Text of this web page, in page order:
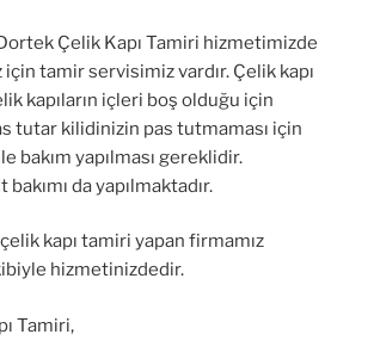
Çelik Kapı Tamiri hizmetimizde
için tamir servisimiz vardır. Çelik kapı
kapıların içleri boş olduğu için
tutar kilidinizin pas tutmaması için
bakım yapılması gereklidir.
da yapılmaktadır.
kapı tamiri yapan firmamız
hizmetinizdedir.
Tamiri,